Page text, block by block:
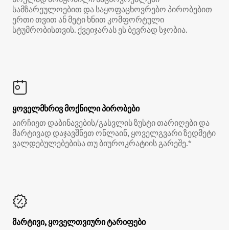
სამზარეულოებით და საყოფაცხოვრებო პირობებით
ერთი თვით ან მეტი ხნით კომფორტული
სტუმრობისთვის. ქვეიჯარას ეს ბევრად სჯობია.
ყოველმხრივ მოქნილი პირობები
აირჩიეთ დაბინავების/გასვლის ზუსტი თარიღები და
მარტივად დაჯავშნეთ ონლაინ, ყოველგვარი ზედმეტი
ვალდებულებებისა თუ ბიუროკრატიის გარეშე.*
მარტივი, ყოველთვიური ტარიფები